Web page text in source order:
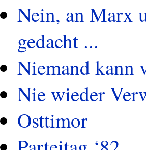
Nein, an Marx
gedacht ...
Niemand kann
Nie wieder
Osttimor